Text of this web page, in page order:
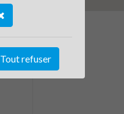
Tout refuser